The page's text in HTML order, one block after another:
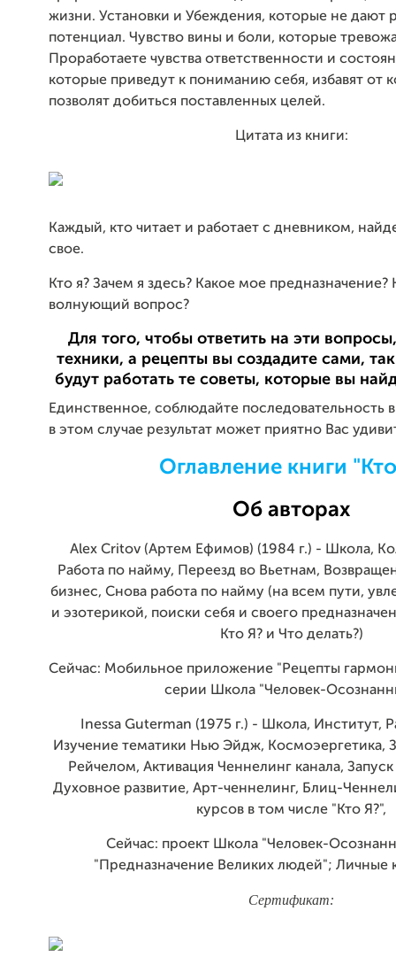
жизни. Установки и Убеждения, которые не дают
потенциал. Чувство вины и боли, которые
Проработаете чувства ответственности и
которые приведут к пониманию себя, избавят от
позволят добиться поставленных целей.
Цитата из книги:
Каждый, кто читает и работает с дневником,
свое.
Кто я? Зачем я здесь? Какое мое
волнующий вопрос?
Для того, чтобы ответить на эти
техники, а рецепты вы создадите сами,
будут работать те советы, которые вы
Единственное, соблюдайте последовательность
в этом случае результат может приятно Вас
Оглавление книги
Об авторах
Alex Critov (Артем Ефимов) (1984 г.) - Школа,
Работа по найму, Переезд во Вьетнам,
бизнес, Снова работа по найму (на всем пути,
и эзотерикой, поиски себя и своего
Кто Я? и Что делать?)
Сейчас: Мобильное приложение "Рецепты
серии Школа "Человек-
Inessa Guterman (1975 г.) - Школа, Институт,
Изучение тематики Нью Эйдж, Космоэергетика,
Рейчелом, Активация Ченнелинг канала,
Духовное развитие, Арт-ченнелинг, Блиц-
курсов в том числе "Кто Я?",
Сейчас: проект Школа "Человек-
"Предназначение Великих людей"; Личные
Сертификат: